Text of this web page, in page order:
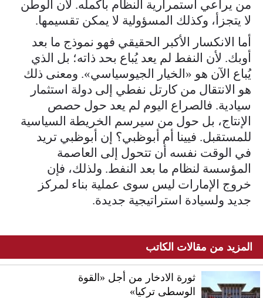
من يراعي استمرارية النظام بأكمله. لأن الوطن
لا يتجزأ، وكذلك المسؤولية لا يمكن تقسيمها.
أما الانكسار الأكبر الحقيقي فهو نموذج ما بعد
أوبك. لأن النفط لم يعد يُباع بحد ذاته؛ بل الذي
يُباع الآن هو «الخيار الجيوسياسي». ومعنى ذلك
هو الانتقال من كارتل نفطي إلى دولة استثمار
سيادية. فالصراع اليوم لم يعد حول حصص
الإنتاج، بل حول من سيرسم الخريطة السياسية
للمستقبل. فيينا أم أبوظبي؟ إن أبوظبي تريد
في الوقت نفسه أن تتحول إلى العاصمة
المؤسسة لنظام ما بعد النفط. ولذلك، فإن
خروج الإمارات ليس سوى عملية بناء لمركز
جديد ولسيادة استراتيجية جديدة.
المزيد من مقالات الكاتب
ثورة الادخار من أجل «القوة
الوسطى تركيا»